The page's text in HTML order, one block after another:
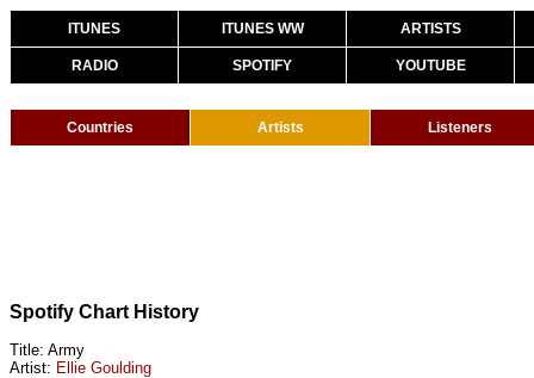
ITUNES ITUNES WW ARTISTS
RADIO SPOTIFY YOUTUBE
Countries Artists Listeners
Spotify Chart History
Title: Army
Artist: Ellie Goulding